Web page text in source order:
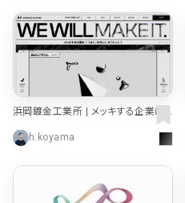
浜岡鍍金工業所 | メッキする企業は
h.koyama